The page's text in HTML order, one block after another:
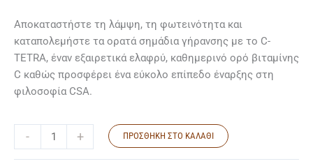
Αποκαταστήστε τη λάμψη, τη φωτεινότητα και
καταπολεμήστε τα ορατά σημάδια γήρανσης με το C-
TETRA, έναν εξαιρετικά ελαφρύ, καθημερινό ορό βιταμίνης
C καθώς προσφέρει ένα εύκολο επίπεδο έναρξης στη
φιλοσοφία CSA.
- + ΠΡΟΣΘΉΚΗ ΣΤΟ ΚΑΛΆΘΙ